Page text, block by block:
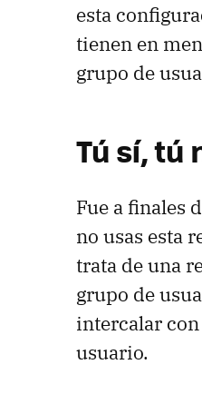
esta
tienen en
grupo de
Tú sí, tú
Fue a finales
no usas esta
trata de una
grupo de
intercalar
usuario.